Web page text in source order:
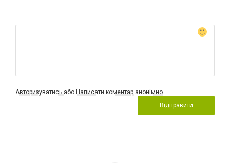
Авторизуватись або Написати коментар анонімно
Відправити